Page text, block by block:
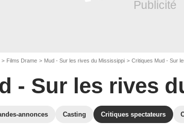
Films Drame Mud - Sur les rives du Mississippi Critiques Mud - Sur
- Sur les rives
annonces Casting Critiques spectateurs